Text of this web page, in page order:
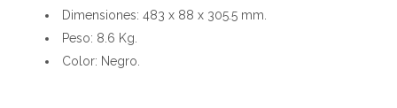
Dimensiones: 483 x 88 x 305.5 mm.
Peso: 8.6 Kg.
Color: Negro.